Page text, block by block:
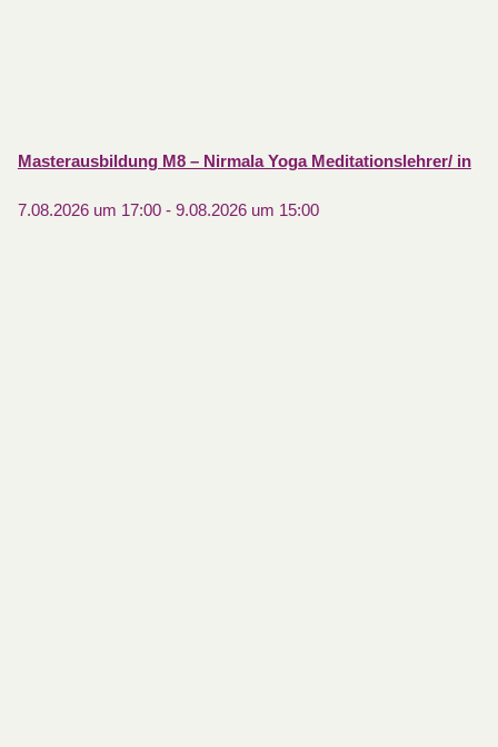
Masterausbildung M8 – Nirmala Yoga Meditationslehrer/ in
7.08.2026 um 17:00- 9.08.2026 um 15:00